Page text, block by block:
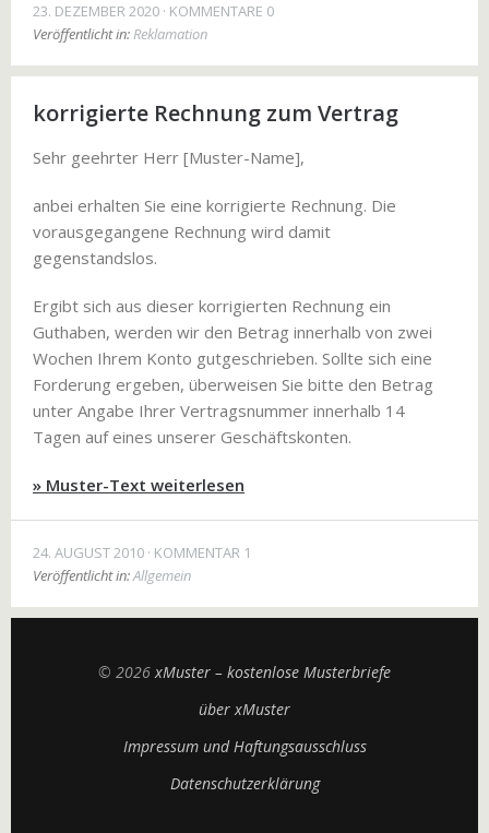
23. DEZEMBER 2020 KOMMENTARE 0
Veröffentlicht in:Reklamation
korrigierte Rechnung zum Vertrag
Sehr geehrter Herr [Muster-Name],
anbei erhalten Sie eine korrigierte Rechnung. Die
vorausgegangene Rechnung wird damit
gegenstandslos.
Ergibt sich aus dieser korrigierten Rechnung ein
Guthaben, werden wir den Betrag innerhalb von zwei
Wochen Ihrem Konto gutgeschrieben. Sollte sich eine
Forderung ergeben, überweisen Sie bitte den Betrag
unter Angabe Ihrer Vertragsnummer innerhalb 14
Tagen auf eines unserer Geschäftskonten.
» Muster-Text weiterlesen
24. AUGUST 2010 KOMMENTAR 1
Veröffentlicht in:Allgemein
© 2026xMuster – kostenlose Musterbriefe
über xMuster
Impressum und Haftungsausschluss
Datenschutzerklärung